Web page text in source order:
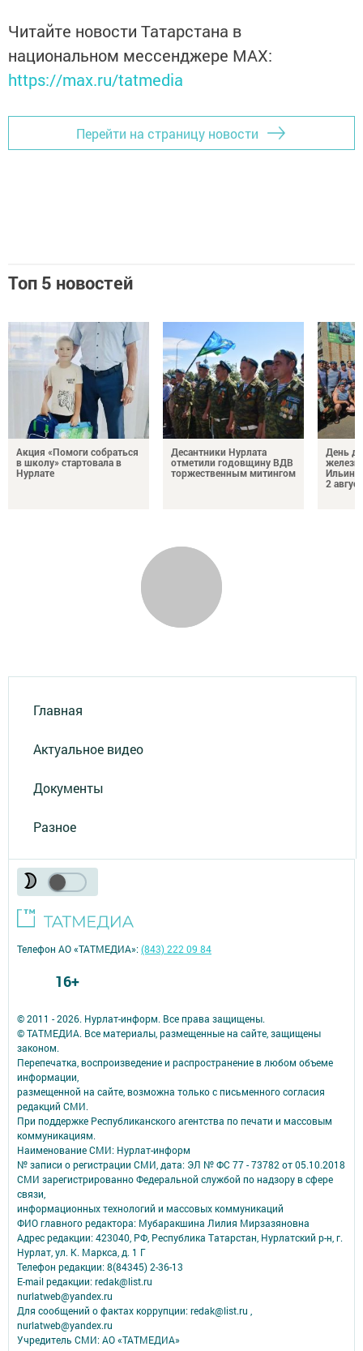
Читайте новости Татарстана в
национальном мессенджере MАХ:
https://max.ru/tatmedia
Перейти на страницу новости
Топ 5 новостей
Акция «Помоги собраться
в школу» стартовала в
Нурлате
Десантники Нурлата
отметили годовщину ВДВ
торжественным митингом
День
Ильин
2
Главная
Актуальное видео
Документы
Разное
© 2011 - 2026. Нурлат-⁠информ. Все права защищены.
© ТАТМЕДИА. Все материалы, размещенные на сайте, защищены
законом.
Перепечатка, воспроизведение и распространение в любом объеме
информации,
размещенной на сайте, возможна только с письменного согласия
редакций СМИ.
При поддержке Республиканского агентства по печати и массовым
коммуникациям.
Наименование СМИ: Нурлат-⁠информ
№ записи о регистрации СМИ, дата: ЭЛ № ФС 77 -⁠ 73782 от 05.10.2018
СМИ зарегистрированно Федеральной службой по надзору в сфере
связи,
информационных технологий и массовых коммуникаций
ФИО главного редактора: Мубаракшина Лилия Мирзазяновна
Адрес редакции: 423040, РФ, Республика Татарстан, Нурлатский р-н, г.
Нурлат, ул. К. Маркса, д. 1 Г
Телефон редакции: 8(84345) 2-36-13
E-mail редакции: redak@list.ru
nurlatweb@yandex.ru
Для сообщений о фактах коррупции: redak@list.ru ,
nurlatweb@yandex.ru
Учредитель СМИ: АО «ТАТМЕДИА»
Телефон АО «ТАТМЕДИА»:(843) 222 09 84
16+